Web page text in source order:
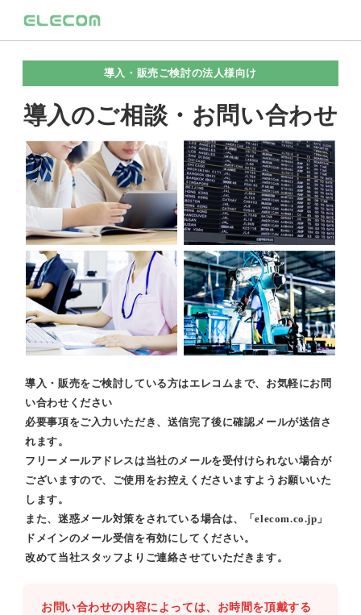
導入・販売ご検討の法人様向け
導入のご相談・お問い合わせ
導入・販売をご検討している方はエレコムまで、お気軽にお問
い合わせください
必要事項をご入力いただき、送信完了後に確認メールが送信さ
れます。
フリーメールアドレスは当社のメールを受付けられない場合が
ございますので、ご使用をお控えくださいますようお願いいた
します。
また、迷惑メール対策をされている場合は、「elecom.co.jp」
ドメインのメール受信を有効にしてください。
改めて当社スタッフよりご連絡させていただきます。
お問い合わせの内容によっては、お時間を頂戴する